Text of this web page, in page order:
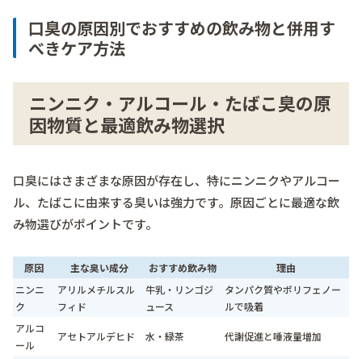
口臭の原因別でおすすめの飲み物と併用す
べきケア方法
ニンニク・アルコール・たばこ臭の原
因物質と最適飲み物選択
口臭にはさまざまな原因が存在し、特にニンニクやアルコー
ル、たばこに由来する臭いは強力です。原因ごとに最適な飲
み物選びがポイントです。
原因 主な臭い成分 おすすめ飲み物
理由
ニンニ
ク
アリルメチルスル
フィド
牛乳・リンゴジ
ュース
タンパク質やポリフェノー
ルで吸着
アルコ
ール
アセトアルデヒド 水・緑茶 代謝促進と唾液量増加